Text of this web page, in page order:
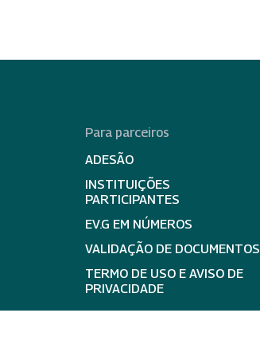
Para parceiros
ADESÃO
INSTITUIÇÕES
PARTICIPANTES
EV.G EM NÚMEROS
VALIDAÇÃO DE DOCUMENTOS
TERMO DE USO E AVISO DE
PRIVACIDADE